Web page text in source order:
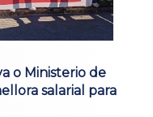
o Ministerio de
salarial para